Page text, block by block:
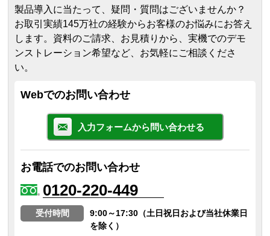
製品導入に当たって、疑問・質問はございませんか？
お取引実績145万社の経験からお客様のお悩みにお答え
します。 資料のご請求、お見積りから、実機でのデモ
ンストレーション希望など、お気軽にご相談くださ
い。
Webでのお問い合わせ
入力フォームから問い合わせる
お電話でのお問い合わせ
0120-220-449
受付時間
9:00～17:30（土日祝日および当社休業日
を除く）